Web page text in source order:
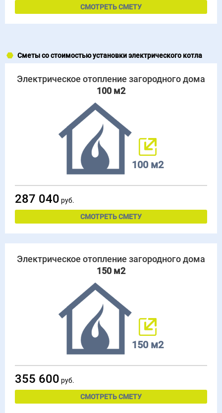
СМОТРЕТЬ СМЕТУ
Сметы со стоимостью установки электрического котла
Электрическое отопление загородного дома
100 м2
100 м2
287 040 руб.
СМОТРЕТЬ СМЕТУ
Электрическое отопление загородного дома
150 м2
150 м2
355 600 руб.
СМОТРЕТЬ СМЕТУ